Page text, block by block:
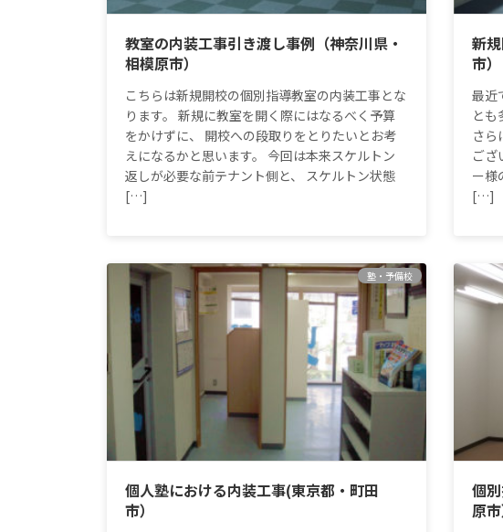
教室の内装工事引き渡し事例（神奈川県・
相模原市）
こちらは新規開校の個別指導教室の内装工事とな
ります。 新規に教室を開く際にはなるべく予算
をかけずに、 開校への段取りをとりたいとお考
えになるかと思います。 今回は本来スケルトン
返しが必要な前テナント側と、 スケルトン状態
[…]
新
市）
最近
と
さら
ござ
ー様
[…]
塾・予備校
個人塾における内装工事(東京都・町田
市）
個
原市